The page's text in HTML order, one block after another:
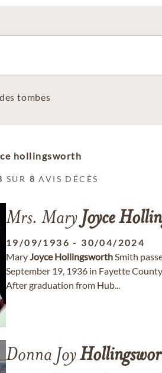
tombes
hollingsworth
SUR 8 AVIS DÉCÈS
Mrs. Mary Joyce
19/09/1936 - 30/04/2024
MaryJoyce HollingsworthSmith
September 19, 1936 in Fayette
After graduation from Hub...
Donna Joy